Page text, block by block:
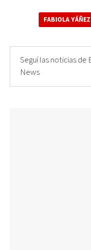
FABIOLA YÁÑEZ
Seguí las noticias de
News